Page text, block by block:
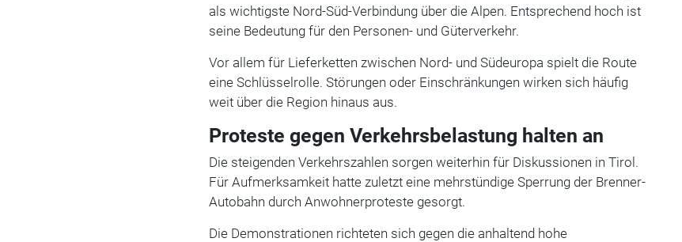
als wichtigste Nord-Süd-Verbindung über die Alpen. Entsprechend hoch ist
seine Bedeutung für den Personen- und Güterverkehr.
Vor allem für Lieferketten zwischen Nord- und Südeuropa spielt die Route
eine Schlüsselrolle. Störungen oder Einschränkungen wirken sich häufig
weit über die Region hinaus aus.
Proteste gegen Verkehrsbelastung halten an
Die steigenden Verkehrszahlen sorgen weiterhin für Diskussionen in Tirol.
Für Aufmerksamkeit hatte zuletzt eine mehrstündige Sperrung der Brenner-
Autobahn durch Anwohnerproteste gesorgt.
Die Demonstrationen richteten sich gegen die anhaltend hohe